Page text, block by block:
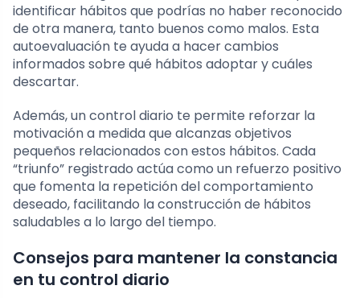
identificar hábitos que podrías no haber reconocido
de otra manera, tanto buenos como malos. Esta
autoevaluación te ayuda a hacer cambios
informados sobre qué hábitos adoptar y cuáles
descartar.
Además, un control diario te permite reforzar la
motivación a medida que alcanzas objetivos
pequeños relacionados con estos hábitos. Cada
“triunfo” registrado actúa como un refuerzo positivo
que fomenta la repetición del comportamiento
deseado, facilitando la construcción de hábitos
saludables a lo largo del tiempo.
Consejos para mantener la constancia
en tu control diario